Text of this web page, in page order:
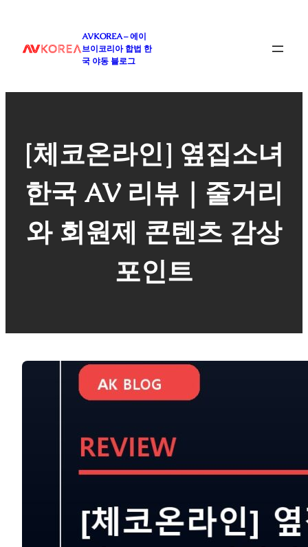
로
AVKOREA – 에이
브이코리아 합법 한
국 야동 블로그
[체코온라인] 옆집소녀
한국 AV 리뷰｜줄거리
와 회원제 콘텐츠 감상
포인트